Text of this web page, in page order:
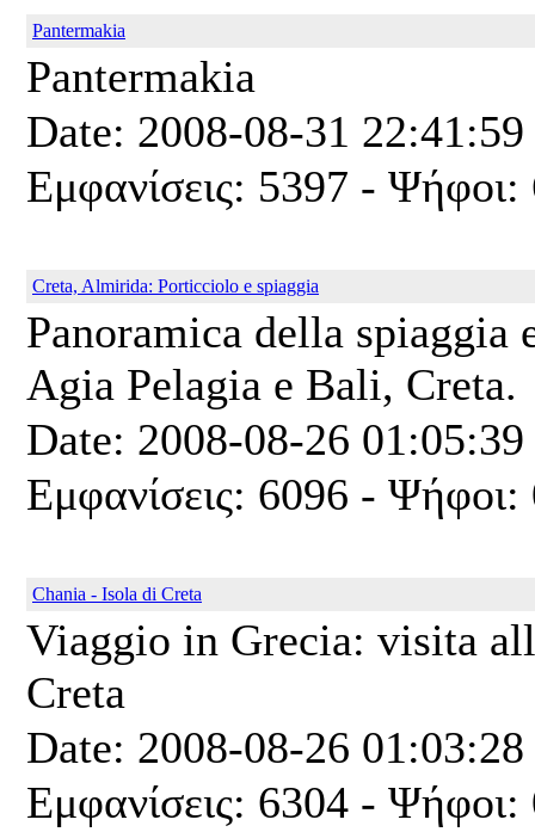
Pantermakia
Pantermakia
Date: 2008-08-31
Εμφανίσεις: 5397 -
Creta, Almirida: Porticciolo e spiaggia
Panoramica della
Agia Pelagia e Bali, Creta.
Date: 2008-08-26
Εμφανίσεις: 6096 -
Chania - Isola di Creta
Viaggio in Grecia: visita
Creta
Date: 2008-08-26
Εμφανίσεις: 6304 -